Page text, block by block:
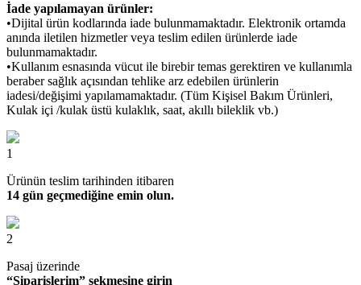
İade yapılamayan ürünler:
•Dijital ürün kodlarında iade bulunmamaktadır. Elektronik ortamda
anında iletilen hizmetler veya teslim edilen ürünlerde iade
bulunmamaktadır.
•Kullanım esnasında vücut ile birebir temas gerektiren ve kullanımla
beraber sağlık açısından tehlike arz edebilen ürünlerin
iadesi/değişimi yapılamamaktadır. (Tüm Kişisel Bakım Ürünleri,
Kulak içi /kulak üstü kulaklık, saat, akıllı bileklik vb.)
1
Ürünün teslim tarihinden itibaren
14 gün geçmediğine emin olun.
2
Pasaj üzerinde
“Siparişlerim” sekmesine girin